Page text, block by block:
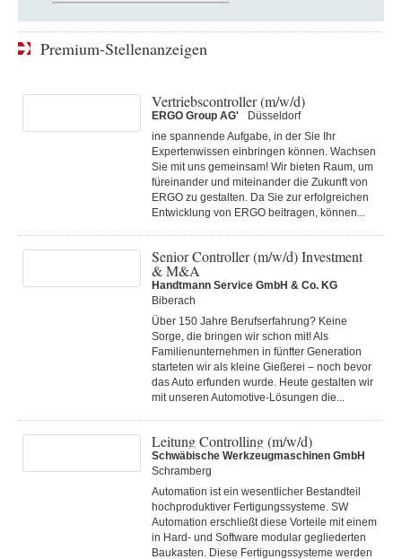
Premium-Stellenanzeigen
Vertriebscontroller (m/w/d)
ERGO Group AG'
Düsseldorf
ine spannende Aufgabe, in der Sie Ihr
Expertenwissen einbringen können. Wachsen
Sie mit uns gemeinsam! Wir bieten Raum, um
füreinander und miteinander die Zukunft von
ERGO zu gestalten. Da Sie zur erfolgreichen
Entwicklung von ERGO beitragen, können...
Senior Controller (m/w/d) Investment
& M&A
Handtmann Service GmbH & Co. KG
Biberach
Über 150 Jahre Berufserfahrung? Keine
Sorge, die bringen wir schon mit! Als
Familienunternehmen in fünfter Generation
starteten wir als kleine Gießerei – noch bevor
das Auto erfunden wurde. Heute gestalten wir
mit unseren Automotive-Lösungen die...
Leitung Controlling (m/w/d)
Schwäbische Werkzeugmaschinen GmbH
Schramberg
Automation ist ein wesentlicher Bestandteil
hochproduktiver Fertigungssysteme. SW
Automation erschließt diese Vorteile mit einem
in Hard- und Software modular gegliederten
Baukasten. Diese Fertigungs­systeme werden